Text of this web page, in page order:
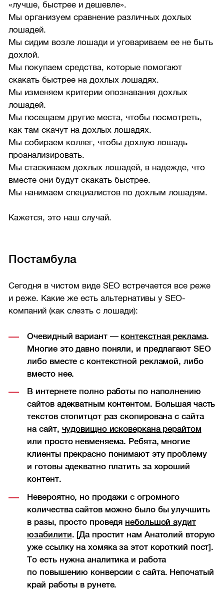
«лучше, быстрее и дешевле».
Мы организуем сравнение различных дохлых
лошадей.
Мы сидим возле лошади и уговариваем ее не быть
дохлой.
Мы покупаем средства, которые помогают
скакать быстрее на дохлых лошадях.
Мы изменяем критерии опознавания дохлых
лошадей.
Мы посещаем другие места, чтобы посмотреть,
как там скачут на дохлых лошадях.
Мы собираем коллег, чтобы дохлую лошадь
проанализировать.
Мы стаскиваем дохлых лошадей, в надежде, что
вместе они будут скакать быстрее.
Мы нанимаем специалистов по дохлым лошадям.
Кажется, это наш случай.
Постамбула
Сегодня в чистом виде SEO встречается все реже
и реже. Какие же есть альтернативы у SEO-
компаний (как слезть с лошади):
Очевидный вариант — контекстная реклама.
Многие это давно поняли, и предлагают SEO
либо вместе с контекстной рекламой, либо
вместо нее.
В интернете полно работы по наполнению
сайтов адекватным контентом. Большая часть
текстов стопитцот раз скопирована с сайта
на сайт, чудовищно исковеркана рерайтом
или просто невменяема. Ребята, многие
клиенты прекрасно понимают эту проблему
и готовы адекватно платить за хороший
контент.
Невероятно, но продажи с огромного
количества сайтов можно было бы улучшить
в разы, просто проведя небольшой аудит
юзабилити. [Да простит нам Анатолий вторую
уже ссылку на хомяка за этот короткий пост].
То есть нужна аналитика и работа
по повышению конверсии с сайта. Непочатый
край работы в рунете.